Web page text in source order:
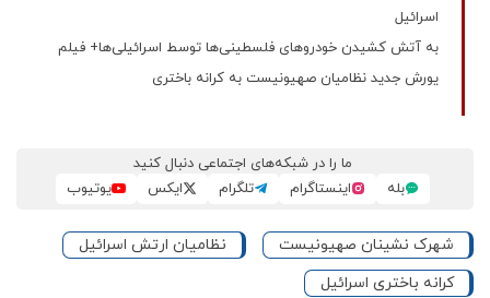
اسرائیل
به آتش کشیدن خودروهای فلسطینی‌ها توسط اسرائیلی‌ها+ فیلم
یورش جدید نظامیان صهیونیست به کرانه باختری
ما را در شبکه‌های اجتماعی دنبال کنید
بله
اینستاگرام تلگرام ایکس یوتیوب
شهرک نشینان صهیونیست
نظامیان ارتش اسرائیل
کرانه باختری اسرائیل